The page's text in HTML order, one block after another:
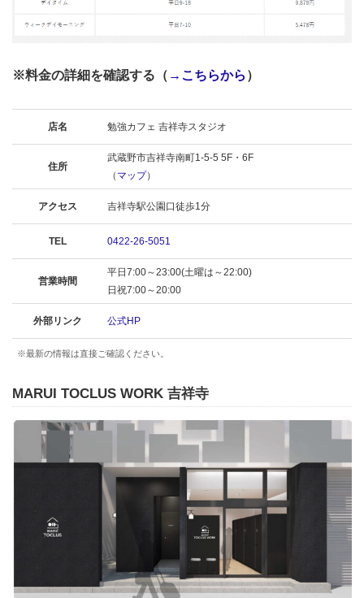
※料金の詳細を確認する（ →こちらから ）
店名 勉強カフェ 吉祥寺スタジオ
住所
武蔵野市吉祥寺南町1-5-5 5F・6F
（ マップ）
アクセス 吉祥寺駅公園口徒歩1分
TEL 0422-26-5051
営業時間
平日7:00～23:00(土曜は～22:00)
日祝7:00～20:00
外部リンク 公式HP
※最新の情報は直接ご確認ください。
MARUI TOCLUS WORK 吉祥寺